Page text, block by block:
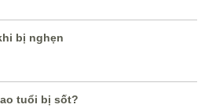
bị nghẹn
tuổi bị sốt?